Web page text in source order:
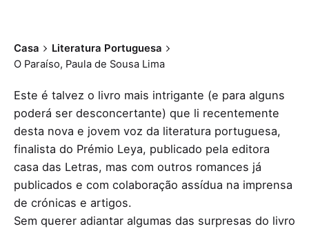
Casa
Literatura Portuguesa
O Paraíso, Paula de Sousa Lima
Este é talvez o livro mais intrigante (e para alguns
poderá ser desconcertante) que li recentemente
desta nova e jovem voz da literatura portuguesa,
finalista do Prémio Leya, publicado pela editora
casa das Letras, mas com outros romances já
publicados e com colaboração assídua na imprensa
de crónicas e artigos.
Sem querer adiantar algumas das surpresas do livro